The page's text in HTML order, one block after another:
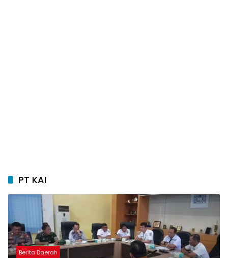
PT KAI
Berita Daerah